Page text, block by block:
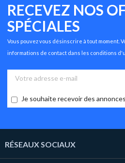
RECEVEZ NOS
SPÉCIALES
Vous pouvez vous désinscrire à tout moment.
informations de contact dans les conditions
Je souhaite recevoir des
RÉSEAUX SOCIAUX